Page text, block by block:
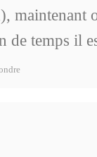
maintenant
de temps il